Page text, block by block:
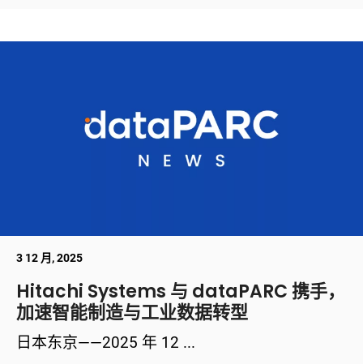
3 12 月, 2025
Hitachi Systems 与 dataPARC 携手，
加速智能制造与工业数据转型
日本东京——2025 年 12 ...